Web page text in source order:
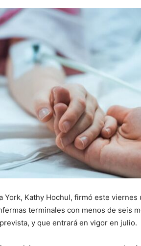
York, Kathy Hochul, firmó este
terminales con menos de seis
y que entrará en vigor en julio.